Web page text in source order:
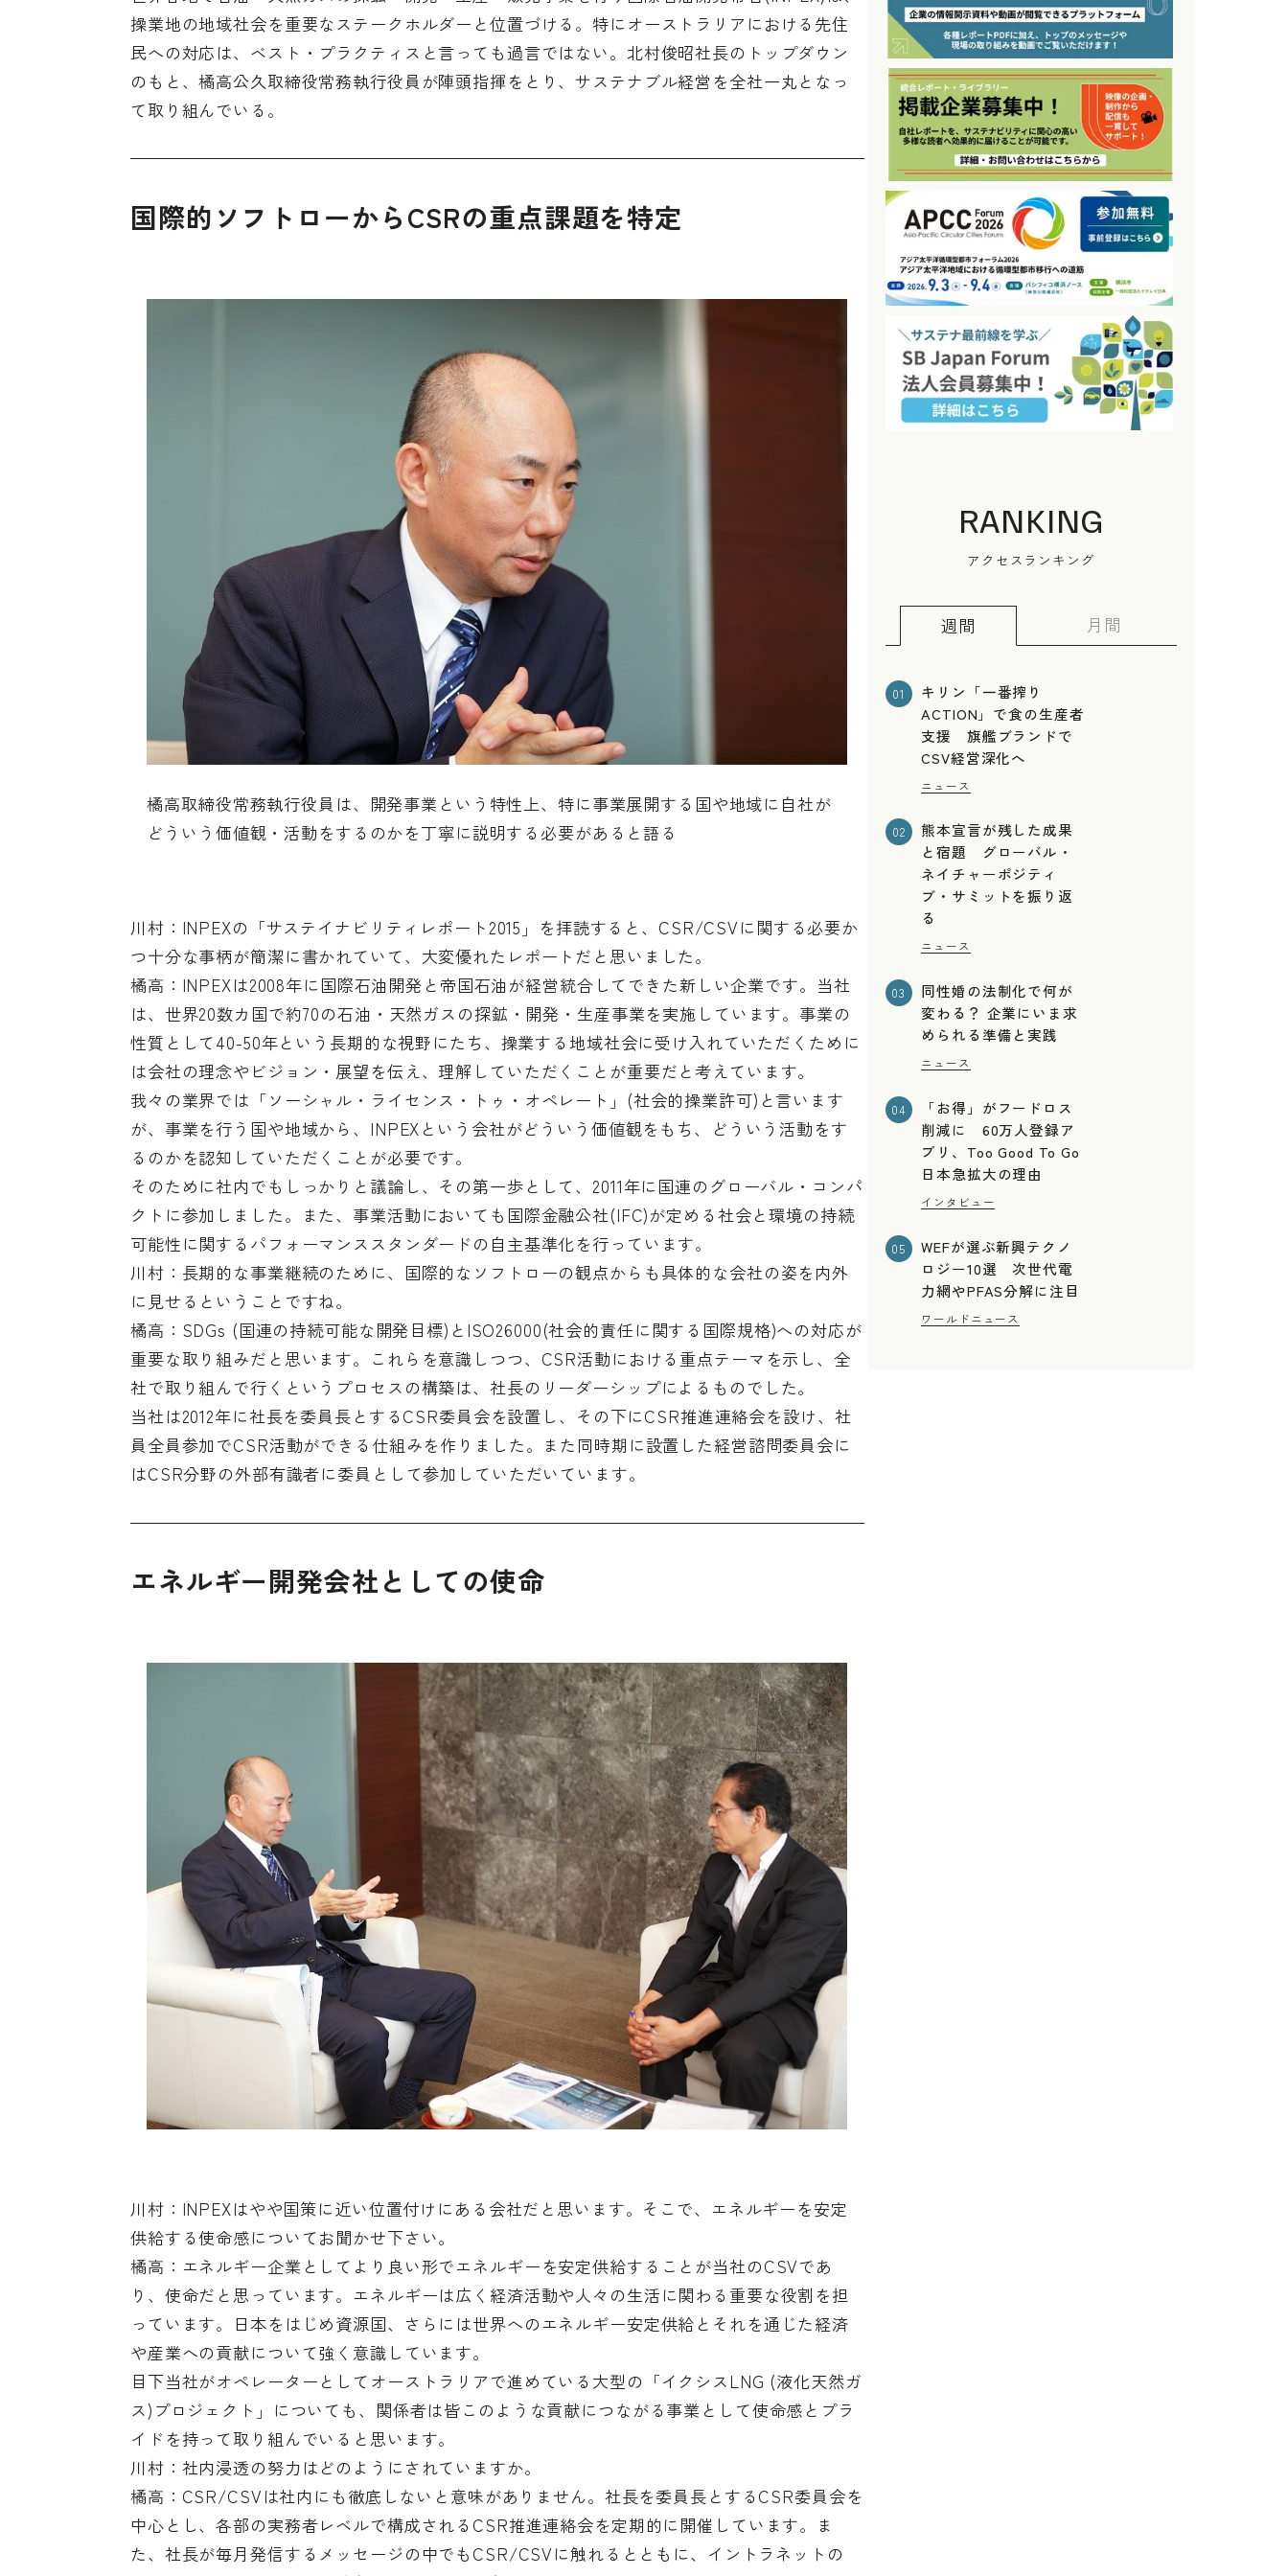
操業地の地域社会を重要なステークホルダーと位置づける。特にオーストラリアにおける先住
民への対応は、ベスト・プラクティスと言っても過言ではない。北村俊昭社長のトップダウン
のもと、橘高公久取締役常務執行役員が陣頭指揮をとり、サステナブル経営を全社一丸となっ
て取り組んでいる。
国際的ソフトローからCSRの重点課題を特定
橘高取締役常務執行役員は、開発事業という特性上、特に事業展開する国や地域に自社が
どういう価値観・活動をするのかを丁寧に説明する必要があると語る
川村：INPEXの「サステイナビリティレポート2015」を拝読すると、CSR/CSVに関する必要か
つ十分な事柄が簡潔に書かれていて、大変優れたレポートだと思いました。
橘高：INPEXは2008年に国際石油開発と帝国石油が経営統合してできた新しい企業です。当社
は、世界20数カ国で約70の石油・天然ガスの探鉱・開発・生産事業を実施しています。事業の
性質として40-50年という長期的な視野にたち、操業する地域社会に受け入れていただくために
は会社の理念やビジョン・展望を伝え、理解していただくことが重要だと考えています。
我々の業界では「ソーシャル・ライセンス・トゥ・オペレート」(社会的操業許可)と言います
が、事業を行う国や地域から、INPEXという会社がどういう価値観をもち、どういう活動をす
るのかを認知していただくことが必要です。
そのために社内でもしっかりと議論し、その第一歩として、2011年に国連のグローバル・コンパ
クトに参加しました。また、事業活動においても国際金融公社(IFC)が定める社会と環境の持続
可能性に関するパフォーマンススタンダードの自主基準化を行っています。
川村：長期的な事業継続のために、国際的なソフトローの観点からも具体的な会社の姿を内外
に見せるということですね。
橘高：SDGs (国連の持続可能な開発目標)とISO26000(社会的責任に関する国際規格)への対応が
重要な取り組みだと思います。これらを意識しつつ、CSR活動における重点テーマを示し、全
社で取り組んで行くというプロセスの構築は、社長のリーダーシップによるものでした。
当社は2012年に社長を委員長とするCSR委員会を設置し、その下にCSR推進連絡会を設け、社
員全員参加でCSR活動ができる仕組みを作りました。また同時期に設置した経営諮問委員会に
はCSR分野の外部有識者に委員として参加していただいています。
エネルギー開発会社としての使命
川村：INPEXはやや国策に近い位置付けにある会社だと思います。そこで、エネルギーを安定
供給する使命感についてお聞かせ下さい。
橘高：エネルギー企業としてより良い形でエネルギーを安定供給することが当社のCSVであ
り、使命だと思っています。エネルギーは広く経済活動や人々の生活に関わる重要な役割を担
っています。日本をはじめ資源国、さらには世界へのエネルギー安定供給とそれを通じた経済
や産業への貢献について強く意識しています。
目下当社がオペレーターとしてオーストラリアで進めている大型の「イクシスLNG (液化天然ガ
ス)プロジェクト」についても、関係者は皆このような貢献につながる事業として使命感とプラ
イドを持って取り組んでいると思います。
川村：社内浸透の努力はどのようにされていますか。
橘高：CSR/CSVは社内にも徹底しないと意味がありません。社長を委員長とするCSR委員会を
中心とし、各部の実務者レベルで構成されるCSR推進連絡会を定期的に開催しています。ま
た、社長が毎月発信するメッセージの中でもCSR/CSVに触れるとともに、イントラネットの
RANKING
アクセスランキング
週間 月間
01
キリン「一番搾り
ACTION」で食の生産者
支援 旗艦ブランドで
CSV経営深化へ
ニュース
02
熊本宣言が残した成果
と宿題 グローバル・
ネイチャーポジティ
ブ・サミットを振り返
る
ニュース
03
同性婚の法制化で何が
変わる？ 企業にいま求
められる準備と実践
ニュース
04
「お得」がフードロス
削減に 60万人登録ア
プリ、Too Good To Go
日本急拡大の理由
インタビュー
05
WEFが選ぶ新興テクノ
ロジー10選 次世代電
力網やPFAS分解に注目
ワールドニュース